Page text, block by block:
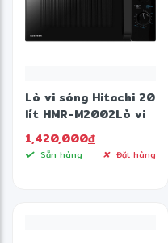
Lò vi sóng Hitachi 20
lít HMR-M2002Lò vi
sóng Toshiba 20 lít
MW2-MM20P(BK)
1,420,000đ
Sẵn hàng Đặt hàng